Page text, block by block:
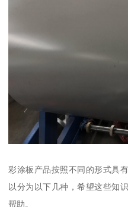
彩涂板产品按照不同的形式具
以分为以下几种，希望这些知
帮助。